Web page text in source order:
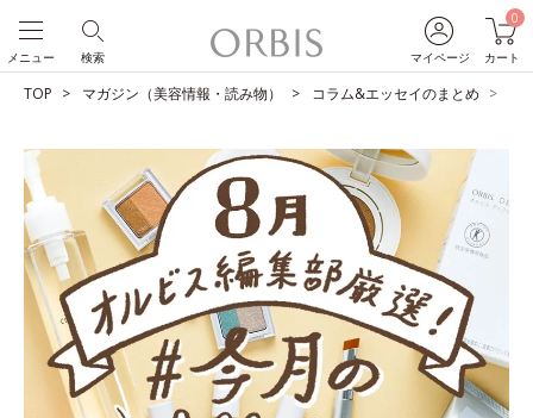
マイページ
0
カート
検索
メニュー
TOP マガジン（美容情報・読み物） コラム&エッセイのまとめ